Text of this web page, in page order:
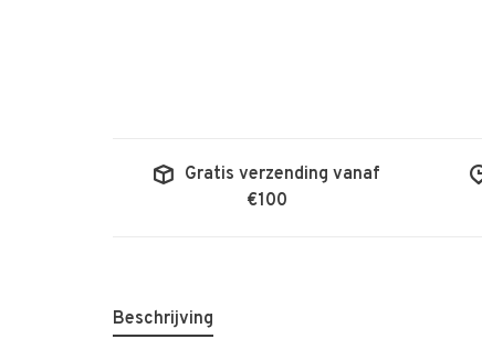
Gratis verzending vanaf
€100
Beschrijving